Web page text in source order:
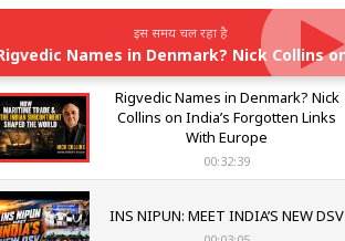
इस समय चल रहा है
Rigvedic Names in Denmark? Nick
Collins on India’s Forgotten Links
With Europe
00:32:39
INS NIPUN: MEET INDIA’S NEW DSV